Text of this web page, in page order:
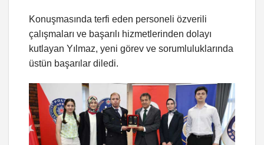
Konuşmasında terfi eden personeli özverili
çalışmaları ve başarılı hizmetlerinden dolayı
kutlayan Yılmaz, yeni görev ve sorumluluklarında
üstün başarılar diledi.